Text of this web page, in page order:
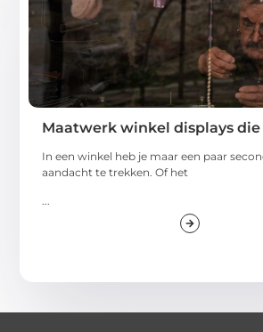
Maatwerk winkel displays
In een winkel heb je maar een paar
aandacht te trekken. Of het
...